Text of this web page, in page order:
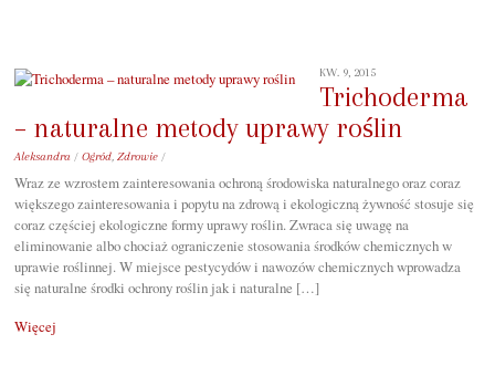
KW. 9, 2015
Trichoderma
– naturalne metody uprawy roślin
Aleksandra / Ogród,Zdrowie /
Wraz ze wzrostem zainteresowania ochroną środowiska naturalnego oraz coraz
większego zainteresowania i popytu na zdrową i ekologiczną żywność stosuje się
coraz częściej ekologiczne formy uprawy roślin. Zwraca się uwagę na
eliminowanie albo chociaż ograniczenie stosowania środków chemicznych w
uprawie roślinnej. W miejsce pestycydów i nawozów chemicznych wprowadza
się naturalne środki ochrony roślin jak i naturalne […]
Więcej